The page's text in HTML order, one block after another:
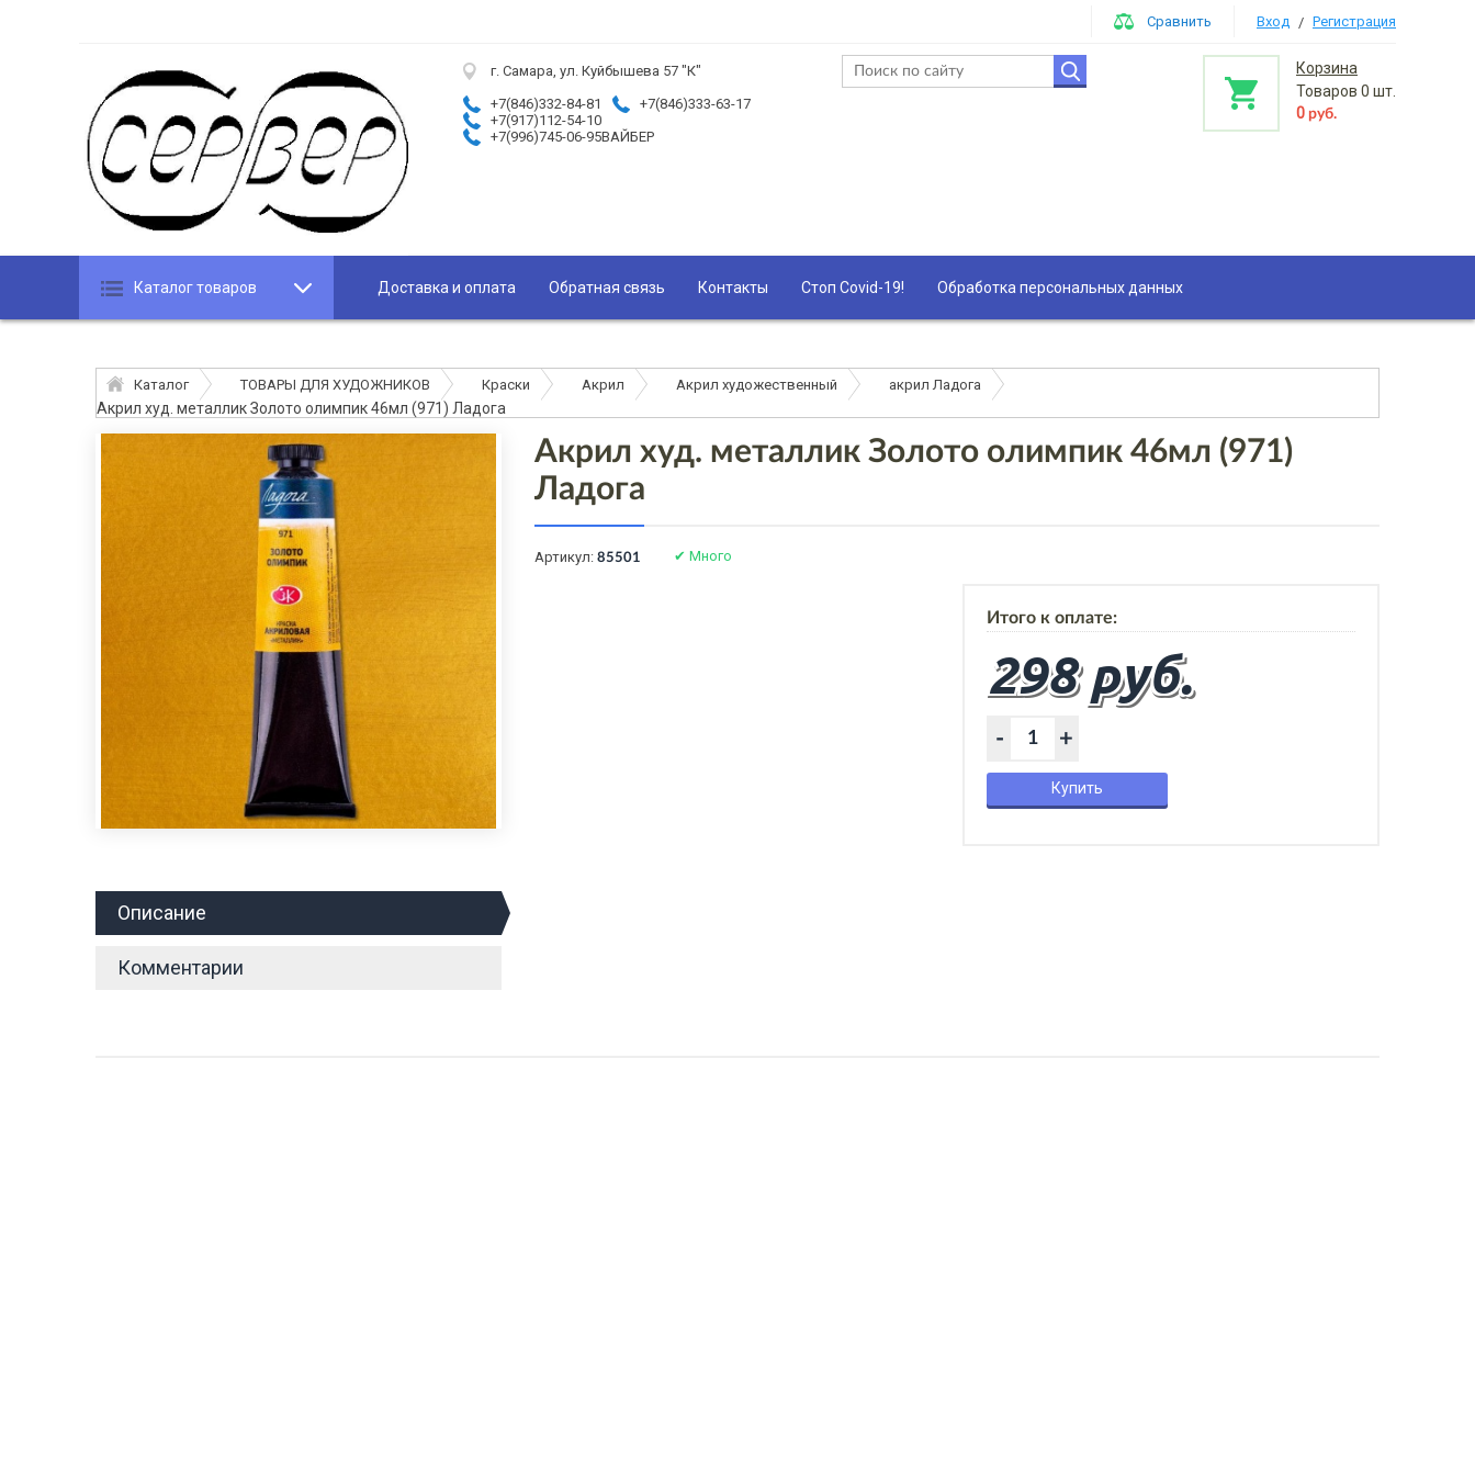
Сравнить Вход / Регистрация
г. Самара, ул. Куйбышева 57 "К"
+7(846)332-84-81
+7(846)333-63-17
+7(917)112-54-10
+7(996)745-06-95ВАЙБЕР
Корзина
Товаров 0 шт.
0 руб.
Каталог товаров Доставка и оплата Обратная связь Контакты Стоп Covid-19! Обработка персональных данных
Каталог ТОВАРЫ ДЛЯ ХУДОЖНИКОВ Краски Акрил Акрил художественный акрил Ладога
Акрил худ. металлик Золото олимпик 46мл (971) Ладога
Акрил худ. металлик Золото олимпик 46мл (971)
Ладога
Артикул: 85501 ✔ Много
Итого к оплате:
298 руб.
+
-
Купить
Описание
Комментарии